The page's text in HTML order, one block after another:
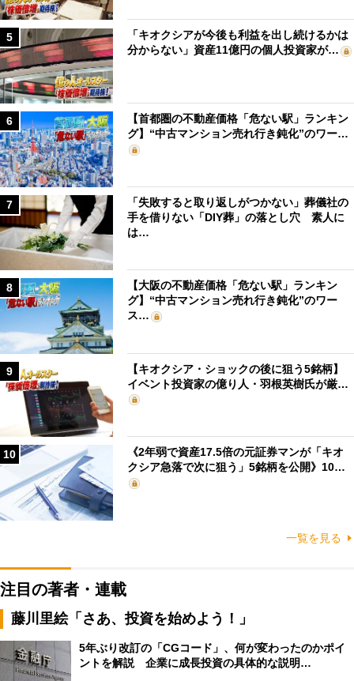
5
「キオクシアが今後も利益を出し続けるかは
分からない」資産11億円の個人投資家が…
6
【首都圏の不動産価格「危ない駅」ランキン
グ】“中古マンション売れ行き鈍化”のワー…
7
「失敗すると取り返しがつかない」葬儀社の
手を借りない「DIY葬」の落とし穴 素人に
は…
8
【大阪の不動産価格「危ない駅」ランキン
グ】“中古マンション売れ行き鈍化”のワー
ス…
9
【キオクシア・ショックの後に狙う5銘柄】
イベント投資家の億り人・羽根英樹氏が厳…
10
《2年弱で資産17.5倍の元証券マンが「キオ
クシア急落で次に狙う」5銘柄を公開》10…
一覧を見る
注目の著者・連載
藤川里絵「さあ、投資を始めよう！」
5年ぶり改訂の「CGコード」、何が変わったのかポイ
ントを解説 企業に成長投資の具体的な説明…